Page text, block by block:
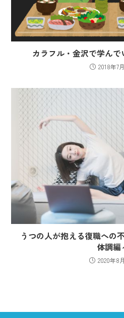
カラフル・金沢で学ん
2018年7
うつの人が抱える復職への
体調編
2020年8